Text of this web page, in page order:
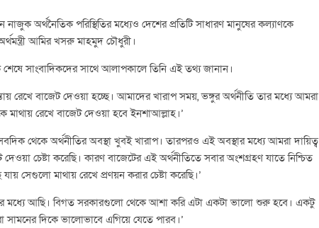
অর্থনৈতিক পরিস্থিতির মধ্যেও দেশের প্রতিটি সাধারণ মানুষের কল্যাণকে
আমির খসরু মাহমুদ চৌধুরী।
শেষে সাংবাদিকদের সাথে আলাপকালে তিনি এই তথ্য জানান।
রেখে বাজেট দেওয়া হচ্ছে। আমাদের খারাপ সময়, ভঙ্গুর অর্থনীতি তার মধ্যে আমরা
মাথায় রেখে বাজেট দেওয়া হবে ইনশাআল্লাহ।’
থেকে অর্থনীতির অবস্থা খুবই খারাপ। তারপরও এই অবস্থার মধ্যে আমরা দায়িত্ব
চেষ্টা করেছি। কারণ বাজেটের এই অর্থনীতিতে সবার অংশগ্রহণ যাতে নিশ্চিত
সেগুলো মাথায় রেখে প্রণয়ন করার চেষ্টা করেছি।’
মধ্যে আছি। বিগত সরকারগুলো থেকে আশা করি এটা একটা ভালো শুরু হবে। একটু
দিকে ভালোভাবে এগিয়ে যেতে পারব।’